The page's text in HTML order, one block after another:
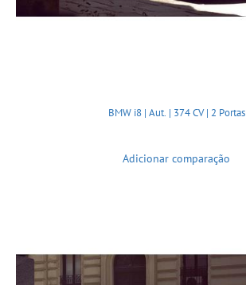
BMW i8 | Aut. | 374 CV | 2 Portas
Adicionar comparação